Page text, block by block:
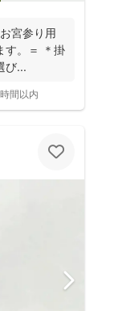
宮参り用
す。＝ ＊掛
び...
間以内